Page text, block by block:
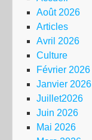
Août 2026
Articles
Avril 2026
Culture
Février 2026
Janvier 2026
Juillet2026
Juin 2026
Mai 2026